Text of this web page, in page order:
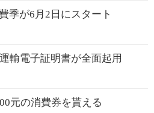
季が6月2日にスタート
輸電子証明書が全面起用
元の消費券を貰える